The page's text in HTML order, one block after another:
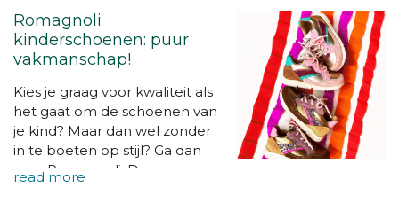
Romagnoli
kinderschoenen: puur
vakmanschap!
Kies je graag voor kwaliteit als
het gaat om de schoenen van
je kind? Maar dan wel zonder
in te boeten op stijl? Ga dan
voor Romagnoli. Deze
kinderschoenen